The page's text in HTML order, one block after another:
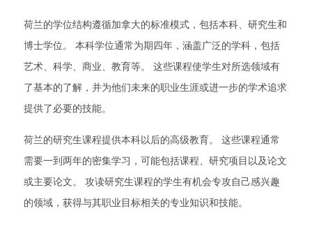
荷兰的学位结构遵循加拿大的标准模式，包括本科、研究生和
博士学位。 本科学位通常为期四年，涵盖广泛的学科，包括
艺术、科学、商业、教育等。 这些课程使学生对所选领域有
了基本的了解，并为他们未来的职业生涯或进一步的学术追求
提供了必要的技能。
荷兰的研究生课程提供本科以后的高级教育。 这些课程通常
需要一到两年的密集学习，可能包括课程、研究项目以及论文
或主要论文。 攻读研究生课程的学生有机会专攻自己感兴趣
的领域，获得与其职业目标相关的专业知识和技能。